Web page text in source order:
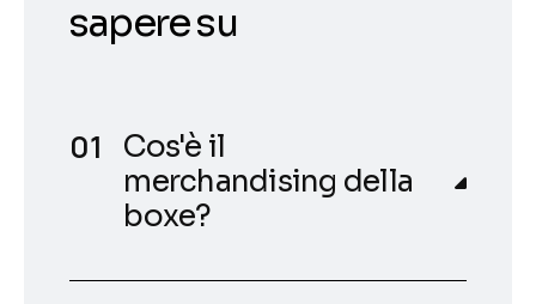
sapere su
Cos'è il
merchandising della
boxe?